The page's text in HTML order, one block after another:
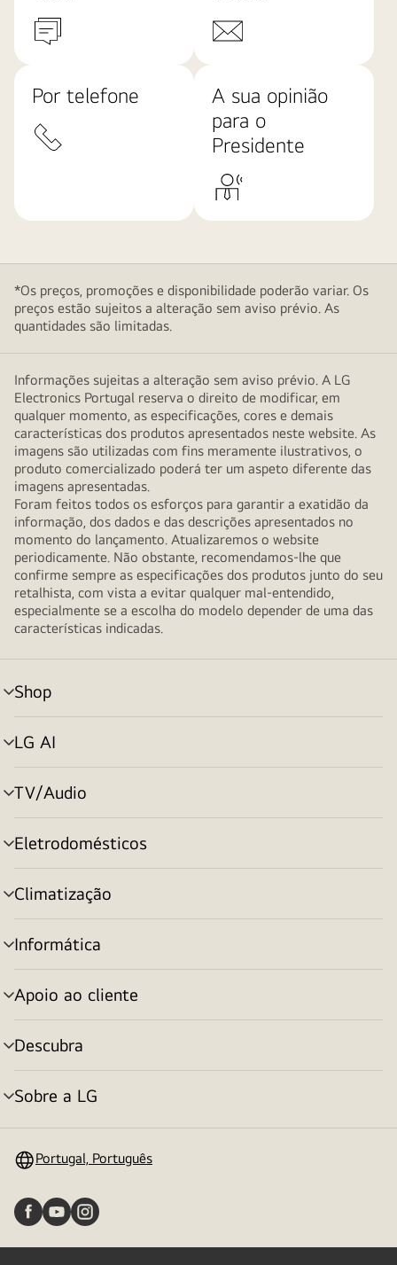
Por telefone
A sua opinião
para o
Presidente
*Os preços, promoções e disponibilidade poderão variar. Os
preços estão sujeitos a alteração sem aviso prévio. As
quantidades são limitadas.
Informações sujeitas a alteração sem aviso prévio. A LG
Electronics Portugal reserva o direito de modificar, em
qualquer momento, as especificações, cores e demais
características dos produtos apresentados neste website. As
imagens são utilizadas com fins meramente ilustrativos, o
produto comercializado poderá ter um aspeto diferente das
imagens apresentadas.
Foram feitos todos os esforços para garantir a exatidão da
informação, dos dados e das descrições apresentados no
momento do lançamento. Atualizaremos o website
periodicamente. Não obstante, recomendamos-lhe que
confirme sempre as especificações dos produtos junto do seu
retalhista, com vista a evitar qualquer mal-entendido,
especialmente se a escolha do modelo depender de uma das
características indicadas.
Shop
alternar
menu
LG AI
alternar
menu
TV/Audio
alternar
menu
Eletrodomésticos
alternar
menu
Climatização
alternar
menu
Informática
alternar
menu
Apoio ao cliente
alternar
menu
Descubra
alternar
menu
Sobre a LG
alternar
Portugal, Português